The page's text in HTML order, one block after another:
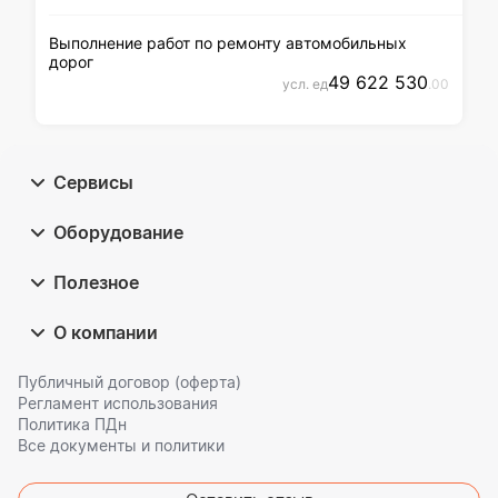
Выполнение работ по ремонту автомобильных
дорог
усл. ед49 622 530.00
Сервисы
Оборудование
Полезное
О компании
Публичный договор (оферта)
Регламент использования
Политика ПДн
Все документы и политики